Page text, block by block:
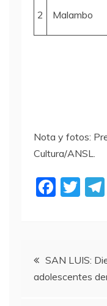
2 Malambo
Nota y fotos:
Cultura/ANSL.
F
b
o
T
de
SAN LUIS:
adolescentes